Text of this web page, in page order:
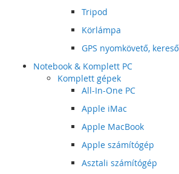
Tripod
Körlámpa
GPS nyomkövető, kereső
Notebook & Komplett PC
Komplett gépek
All-In-One PC
Apple iMac
Apple MacBook
Apple számítógép
Asztali számítógép